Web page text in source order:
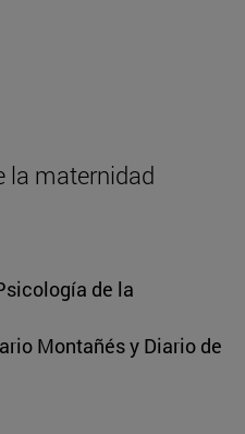
la maternidad
de la
Montañés y Diario de